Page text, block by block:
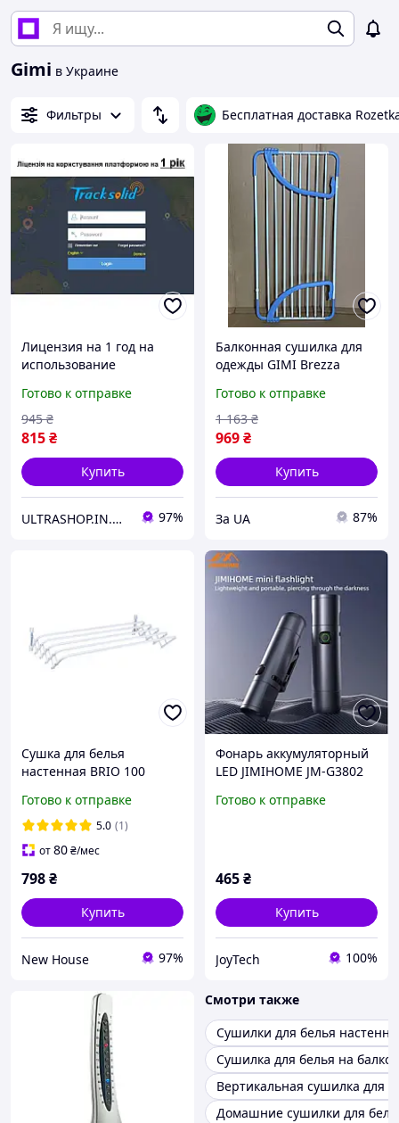
Gimi в Украине
Фильтры Бесплатная доставка
Лицензия на 1 год на
использование
PRO для
видеорегистраторов и
трекеров Jimi
Готово к отправке
815₴
945 ₴
Купить
ULTRASHOP.IN.UA 🛒 Интернет-магазин трендовых гаджетов 97%
Балконная сушилка для
одежды GIMI Brezza
Готово к отправке
969₴
1 163 ₴
Купить
За UA 87%
Сушка для белья
настенная BRIO 100
Готово к отправке
5.0 (1)
от80₴/мес
798₴
Купить
New House 97%
Фонарь аккумуляторный
LED JIMIHOME JM-G3802
IP64 карманный мощный
Готово к отправке
465₴
Купить
JoyTech 100%
Смотри также
Сушилки для белья
Сушилка для белья на балкон
Вертикальная сушилка для
Домашние сушилки для